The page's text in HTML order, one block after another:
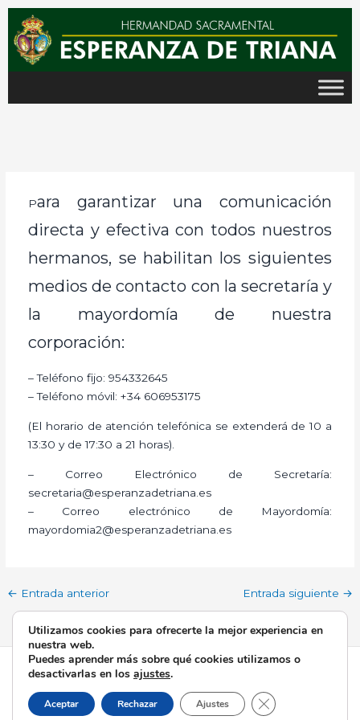
contenido
Para garantizar una comunicación
directa y efectiva con todos nuestros
hermanos, se habilitan los siguientes
medios de contacto con la secretaría y
la mayordomía de nuestra
corporación:
– Teléfono fijo: 954332645
– Teléfono móvil: +34 606953175
(El horario de atención telefónica se extenderá de 10 a
13:30 y de 17:30 a 21 horas).
– Correo Electrónico de Secretaría:
secretaria@esperanzadetriana.es
– Correo electrónico de Mayordomía:
mayordomia2@esperanzadetriana.es
← Entrada anterior Entrada siguiente →
Todos los derechos © 2026 Esperanza de Triana | Funciona
gracias aTema Astra para WordPress
Utilizamos cookies para ofrecerte la mejor experiencia en
nuestra web.
Puedes aprender más sobre qué cookies utilizamos o
desactivarlas en los ajustes.
Aceptar Rechazar Ajustes Cerrar el banner